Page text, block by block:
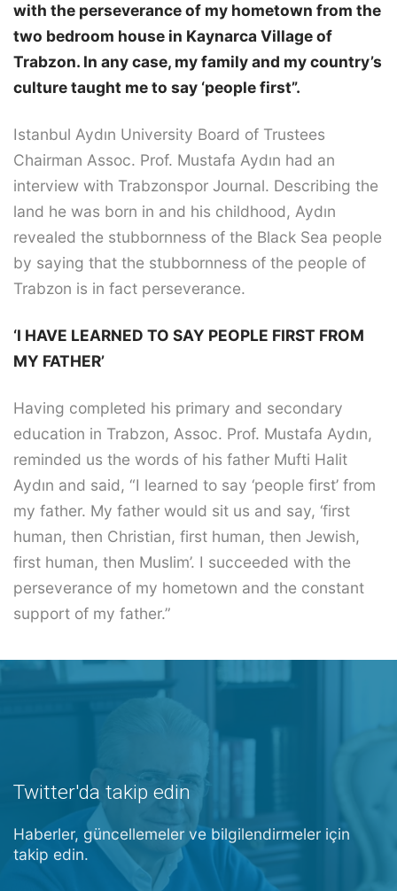
with the perseverance of my hometown from the
two bedroom house in Kaynarca Village of
Trabzon. In any case, my family and my country’s
culture taught me to say ‘people first”.
Istanbul Aydın University Board of Trustees
Chairman Assoc. Prof. Mustafa Aydın had an
interview with Trabzonspor Journal. Describing the
land he was born in and his childhood, Aydın
revealed the stubbornness of the Black Sea people
by saying that the stubbornness of the people of
Trabzon is in fact perseverance.
‘I HAVE LEARNED TO SAY PEOPLE FIRST FROM
MY FATHER’
Having completed his primary and secondary
education in Trabzon, Assoc. Prof. Mustafa Aydın,
reminded us the words of his father Mufti Halit
Aydın and said, “I learned to say ‘people first’ from
my father. My father would sit us and say, ‘first
human, then Christian, first human, then Jewish,
first human, then Muslim’. I succeeded with the
perseverance of my hometown and the constant
support of my father.”
Twitter'da takip edin
Haberler, güncellemeler ve bilgilendirmeler için
takip edin.